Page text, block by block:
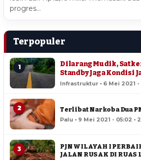
progres…
Terpopuler
1
Dilarang Mudik,
Standby Jaga Kondisi
Infrastruktur • 6 Mei 2021 -
2 Terlibat Narkoba Dua
Palu • 9 Mei 2021 - 05:02 •
3
PJN WILAYAH I
JALAN RUSAK DI RUAS